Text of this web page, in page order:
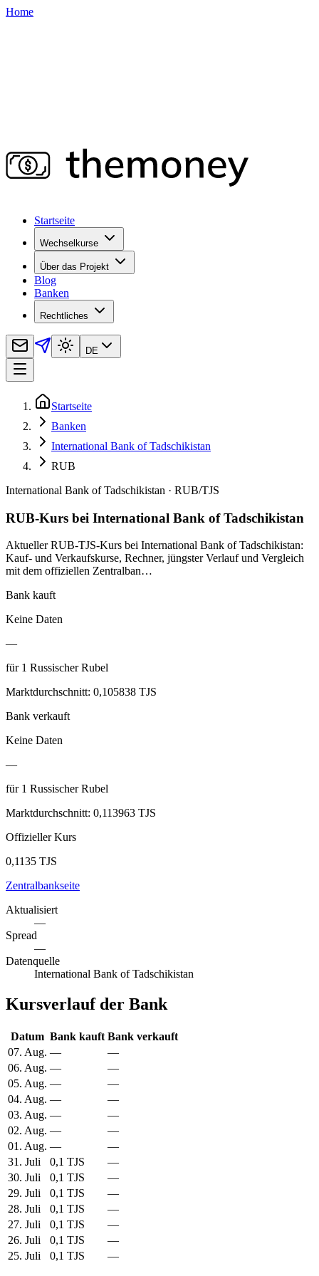
Home
Startseite
Wechselkurse
Über das Projekt
Blog
Banken
Rechtliches
DE
Startseite
Banken
International Bank of Tadschikistan
RUB
International Bank of Tadschikistan · RUB/TJS
RUB-Kurs bei International Bank of Tadschikistan
Aktueller RUB-TJS-Kurs bei International Bank of Tadschikistan:
Kauf- und Verkaufskurse, Rechner, jüngster Verlauf und Vergleich
mit dem offiziellen Zentralban…
Bank kauft
Keine Daten
—
für1 Russischer Rubel
Marktdurchschnitt: 0,105838 TJS
Bank verkauft
Keine Daten
—
für1 Russischer Rubel
Marktdurchschnitt: 0,113963 TJS
Offizieller Kurs
0,1135 TJS
Zentralbankseite
Aktualisiert
—
Spread
—
Datenquelle
International Bank of Tadschikistan
Kursverlauf der Bank
Datum Bank kauft Bank verkauft
07. Aug. —
—
06. Aug. —
—
05. Aug. —
—
04. Aug. —
—
03. Aug. —
—
02. Aug. —
—
01. Aug. —
—
31. Juli
0,1 TJS
—
30. Juli
0,1 TJS
—
29. Juli
0,1 TJS
—
28. Juli
0,1 TJS
—
27. Juli
0,1 TJS
—
26. Juli
0,1 TJS
—
25. Juli
0,1 TJS —